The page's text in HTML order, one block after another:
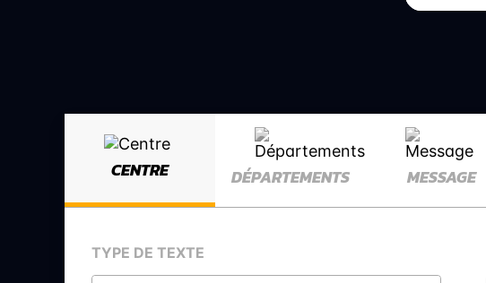
CENTRE DÉPARTEMENTS MESSAGE
TYPE DE TEXTE